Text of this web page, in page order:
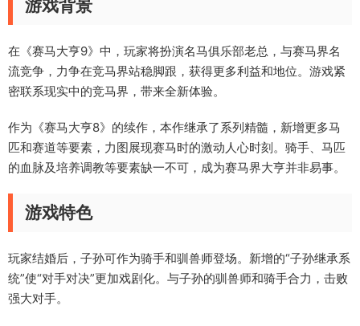
游戏背景
在《赛马大亨9》中，玩家将扮演名马俱乐部老总，与赛马界名
流竞争，力争在竞马界站稳脚跟，获得更多利益和地位。游戏紧
密联系现实中的竞马界，带来全新体验。
作为《赛马大亨8》的续作，本作继承了系列精髓，新增更多马
匹和赛道等要素，力图展现赛马时的激动人心时刻。骑手、马匹
的血脉及培养调教等要素缺一不可，成为赛马界大亨并非易事。
游戏特色
玩家结婚后，子孙可作为骑手和驯兽师登场。新增的“子孙继承系
统”使“对手对决”更加戏剧化。与子孙的驯兽师和骑手合力，击败
强大对手。